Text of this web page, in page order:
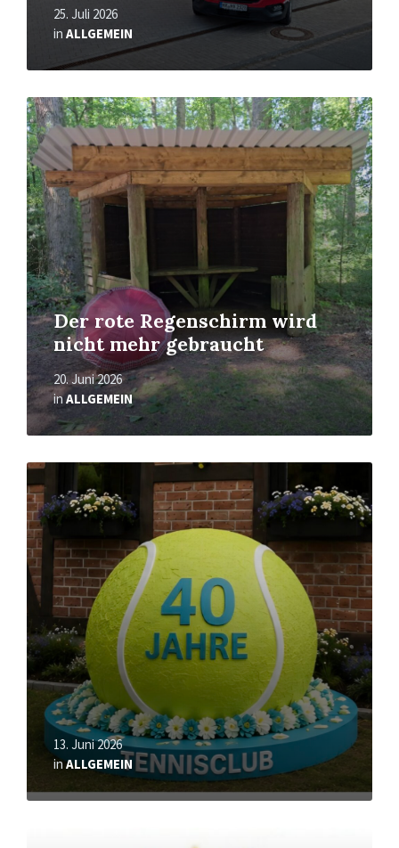
25. Juli 2026
in ALLGEMEIN
Der rote Regenschirm wird
nicht mehr gebraucht
20. Juni 2026
inALLGEMEIN
Mehr
erfahren
13. Juni 2026
inALLGEMEIN
Mehr
erfahren